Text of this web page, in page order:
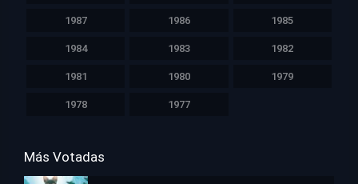
1987 1986 1985
1984 1983 1982
1981 1980 1979
1978 1977
Más Votadas